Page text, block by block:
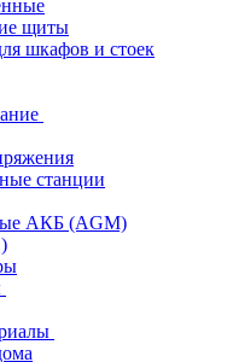
щиты
шкафов и стоек
станции
АКБ (AGM)